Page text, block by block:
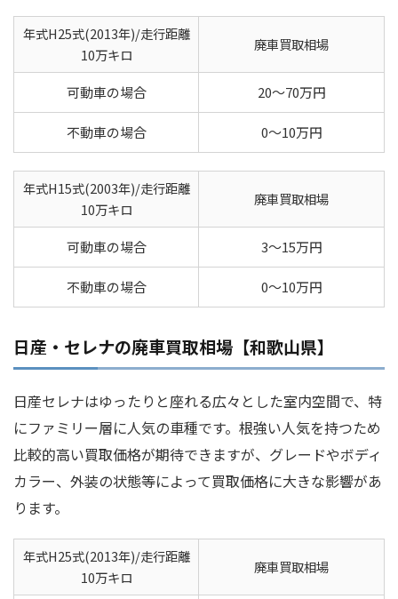
年式H25式(2013年)/走行距離
10万キロ
廃車買取相場
可動車の場合 20～70万円
不動車の場合 0～10万円
年式H15式(2003年)/走行距離
10万キロ
廃車買取相場
可動車の場合 3～15万円
不動車の場合 0～10万円
日産・セレナの廃車買取相場【和歌山県】
日産セレナはゆったりと座れる広々とした室内空間で、特
にファミリー層に人気の車種です。根強い人気を持つため
比較的高い買取価格が期待できますが、グレードやボディ
カラー、外装の状態等によって買取価格に大きな影響があ
ります。
年式H25式(2013年)/走行距離
10万キロ
廃車買取相場